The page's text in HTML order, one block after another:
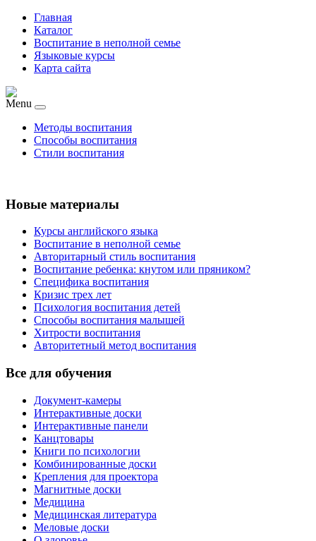
Главная
Каталог
Воспитание в неполной семье
Языковые курсы
Карта сайта
Menu
Методы воспитания
Способы воспитания
Стили воспитания
Новые материалы
Курсы английского языка
Воспитание в неполной семье
Авторитарный стиль воспитания
Воспитание ребенка: кнутом или пряником?
Специфика воспитания
Кризис трех лет
Психология воспитания детей
Способы воспитания малышей
Хитрости воспитания
Авторитетный метод воспитания
Все для обучения
Документ-камеры
Интерактивные доски
Интерактивные панели
Канцтовары
Книги по психологии
Комбинированные доски
Крепления для проектора
Магнитные доски
Медицина
Медицинская литература
Меловые доски